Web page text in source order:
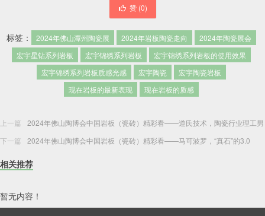
赞 (0)
标签： 2024年佛山潭州陶瓷展 2024年岩板陶瓷走向
2024年陶瓷展会
宏宇星钻系列岩板
宏宇锦绣系列岩板
宏宇锦绣系列岩板的使用效果
宏宇锦绣系列岩板质感光感
宏宇陶瓷
宏宇陶瓷岩板
现在岩板的最新表现
现在岩板的质感
上一篇
2024年佛山陶博会中国岩板（瓷砖）精彩看——道氏技术，陶瓷行业理工男
下一篇
2024年佛山陶博会中国岩板（瓷砖）精彩看——马可波罗，“真石”的3.0
相关推荐
暂无内容！